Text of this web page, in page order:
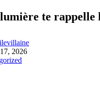
te rappelle
2026